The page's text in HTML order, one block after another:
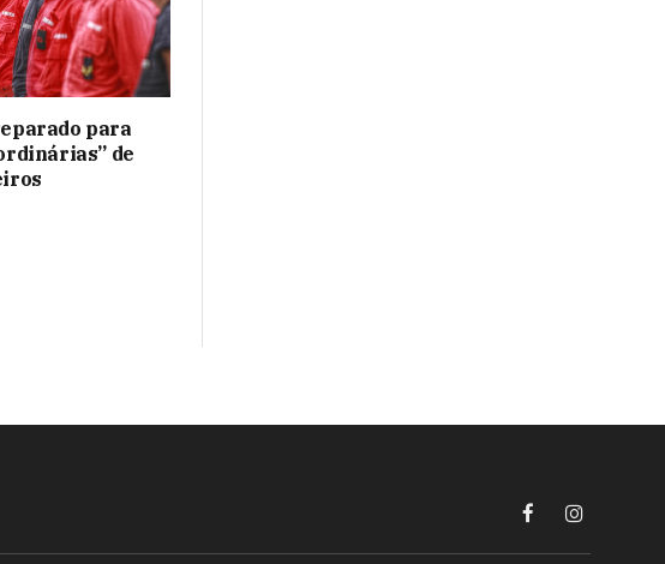
para
de
FacebookInstagram